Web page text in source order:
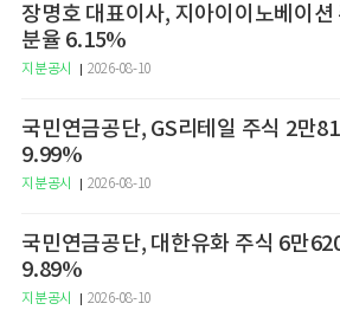
장명호 대표이사, 지아이이노베이션 주
분율 6.15%
지분공시 2026-08-10
국민연금공단, GS리테일 주식 2만8142주 ↓…
9.99%
지분공시 2026-08-10
국민연금공단, 대한유화 주식 6만6204주 ↓…
9.89%
지분공시 2026-08-10